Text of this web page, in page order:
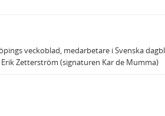
veckoblad, medarbetare i Svenska
Zetterström (signaturen Kar de Mumma)